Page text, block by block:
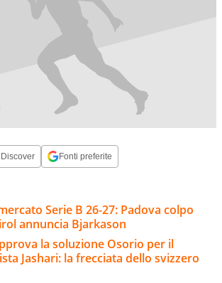
Fonti preferite
Serie B 26-27: Padova colpo
annuncia Bjarkason
la soluzione Osorio per il
Jashari: la frecciata dello svizzero